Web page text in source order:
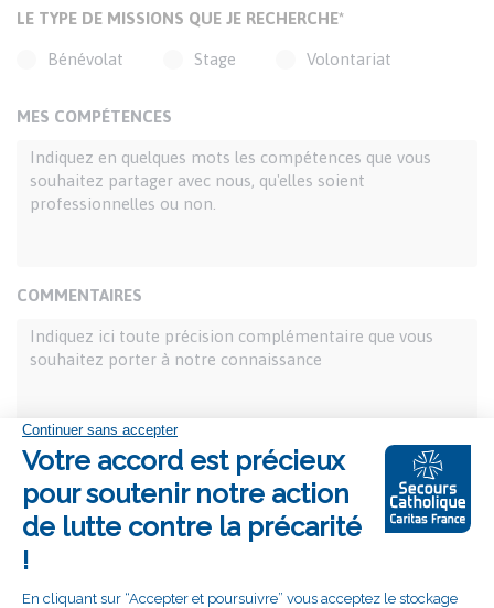
LE TYPE DE MISSIONS QUE JE RECHERCHE*
Bénévolat Stage Volontariat
MES COMPÉTENCES
COMMENTAIRES
Pièce-jointe
Les fichiers doivent peser moins de 5 Mo. Extensions